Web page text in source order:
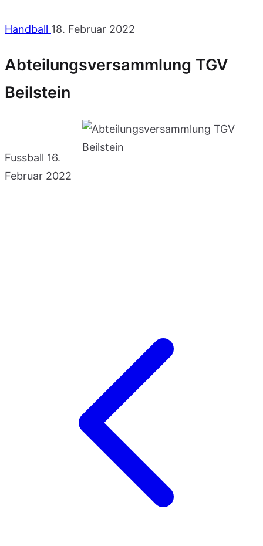
Handball 18. Februar 2022
Abteilungsversammlung TGV
Beilstein
Fussball 16.
Februar 2022